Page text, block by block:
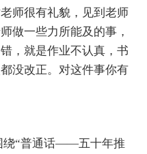
师很有礼貌，见到老师
做一些力所能及的事，
，就是作业不认真，书
没改正。对这件事你有
绕“普通话——五十年推